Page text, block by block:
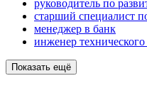
руководитель по
старший специалист
менеджер в банк
инженер технического
Показать ещё